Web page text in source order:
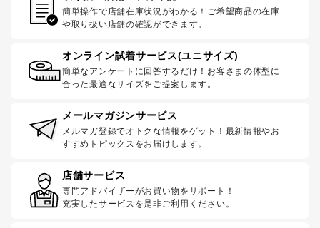
簡単操作で店舗在庫状況がわかる！ご希望商品の在庫
や取り扱い店舗の確認ができます。
オンライン試着サービス(ユニサイズ)
簡単なアンケートに回答するだけ！お客さまの体型に
合った最適なサイズをご提案します。
メールマガジンサービス
メルマガ登録でオトクな情報をゲット！最新情報やお
すすめトピックスをお届けします。
店舗サービス
専門アドバイザーがお買い物をサポート！
充実したサービスを是非ご利用ください。